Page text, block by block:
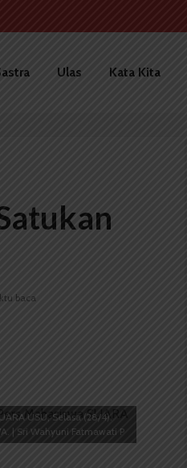
Ulas Kata Kita
baca
USU, Selasa (28/4).
| Sri Wahyuni Fatmawati P